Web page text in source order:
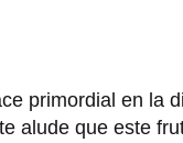
primordial en la
alude que este